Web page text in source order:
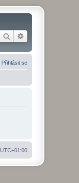
Hledat
Přihlásit se
UTC+01:00